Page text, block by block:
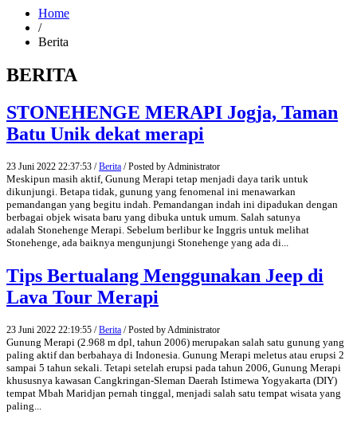
Home
/
Berita
BERITA
STONEHENGE MERAPI Jogja, Taman
Batu Unik dekat merapi
23 Juni 2022 22:37:53 /Berita / Posted by Administrator
Meskipun masih aktif, Gunung Merapi tetap menjadi daya tarik untuk
dikunjungi. Betapa tidak, gunung yang fenomenal ini menawarkan
pemandangan yang begitu indah. Pemandangan indah ini dipadukan dengan
berbagai objek wisata baru yang dibuka untuk umum. Salah satunya
adalah Stonehenge Merapi. Sebelum berlibur ke Inggris untuk melihat
Stonehenge, ada baiknya mengunjungi Stonehenge yang ada di...
Tips Bertualang Menggunakan Jeep di
Lava Tour Merapi
23 Juni 2022 22:19:55 /Berita / Posted by Administrator
Gunung Merapi (2.968 m dpl, tahun 2006) merupakan salah satu gunung yang
paling aktif dan berbahaya di Indonesia. Gunung Merapi meletus atau erupsi 2
sampai 5 tahun sekali. Tetapi setelah erupsi pada tahun 2006, Gunung Merapi
khususnya kawasan Cangkringan-Sleman Daerah Istimewa Yogyakarta (DIY)
tempat Mbah Maridjan pernah tinggal, menjadi salah satu tempat wisata yang
paling...